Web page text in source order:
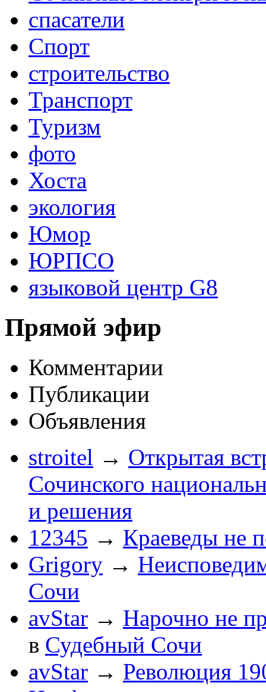
спасатели
Спорт
строительство
Транспорт
Туризм
фото
Хоста
экология
Юмор
ЮРПСО
языковой центр G8
Прямой эфир
Комментарии
Публикации
Объявления
stroitel → Открытая
Сочинского
и решения
12345 → Краеведы не
Grigory →
Сочи
avStar → Нарочно не
в Судебный Сочи
avStar → Революция